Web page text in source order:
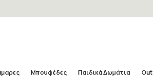
Μπουφέδες Παιδικά Δωμάτια